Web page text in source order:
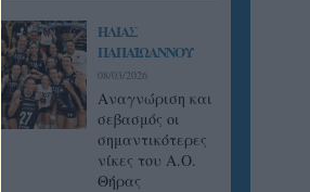
ΗΛΙΑΣ
ΠΑΠΑΪΩΑΝΝΟΥ
08/03/2026
Αναγνώριση και
σεβασμός οι
σημαντικότερες
νίκες του Α.Ο.
Θήρας